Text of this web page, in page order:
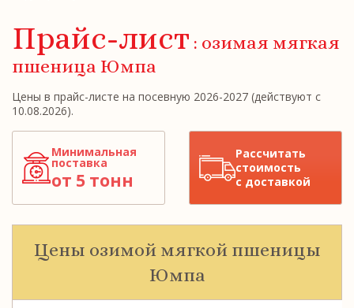
Прайс-лист : озимая мягкая
пшеница Юмпа
Цены в прайс-листе на посевную 2026-2027 (действуют с
10.08.2026).
Минимальная
поставка
от 5 тонн
Рассчитать
стоимость
с доставкой
Цены озимой мягкой пшеницы
Юмпа